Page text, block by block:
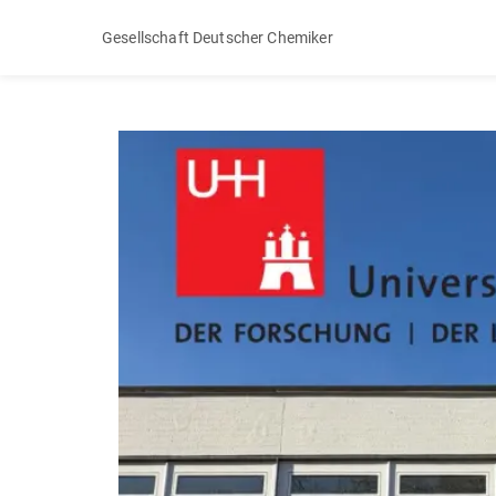
Gesellschaft Deutscher Chemiker